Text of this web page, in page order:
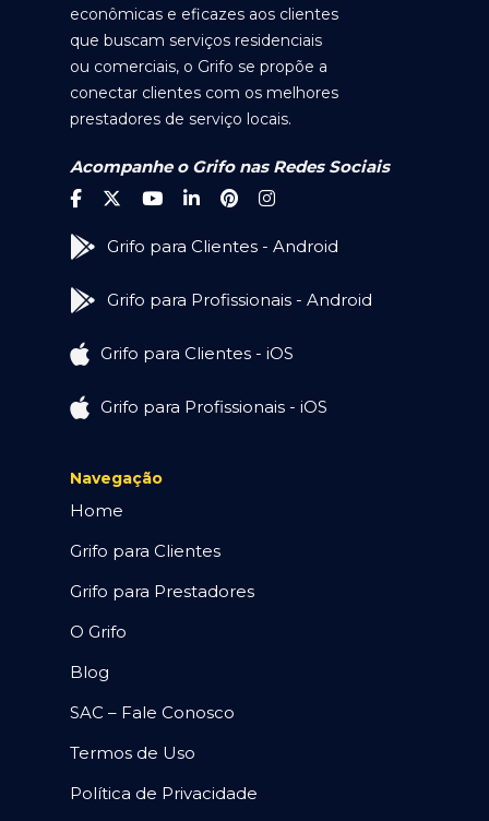
econômicas e eficazes aos clientes
que buscam serviços residenciais
ou comerciais, o Grifo se propõe a
conectar clientes com os melhores
prestadores de serviço locais.
Acompanhe o Grifo nas Redes Sociais
Grifo para Clientes - Android
Grifo para Profissionais - Android
Grifo para Clientes - iOS
Grifo para Profissionais - iOS
Navegação
Home
Grifo para Clientes
Grifo para Prestadores
O Grifo
Blog
SAC – Fale Conosco
Termos de Uso
Política de Privacidade